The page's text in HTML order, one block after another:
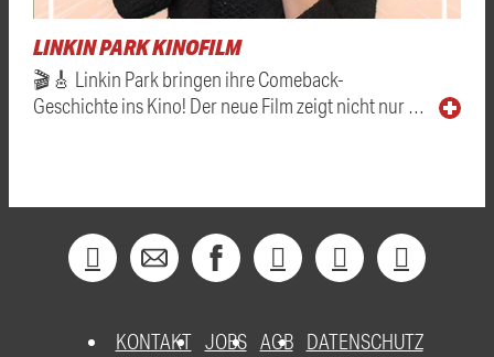
LINKIN PARK KINOFILM
🎬🎸 Linkin Park bringen ihre Comeback-
Geschichte ins Kino! Der neue Film zeigt nicht nur …
KONTAKT JOBS AGB DATENSCHUTZ